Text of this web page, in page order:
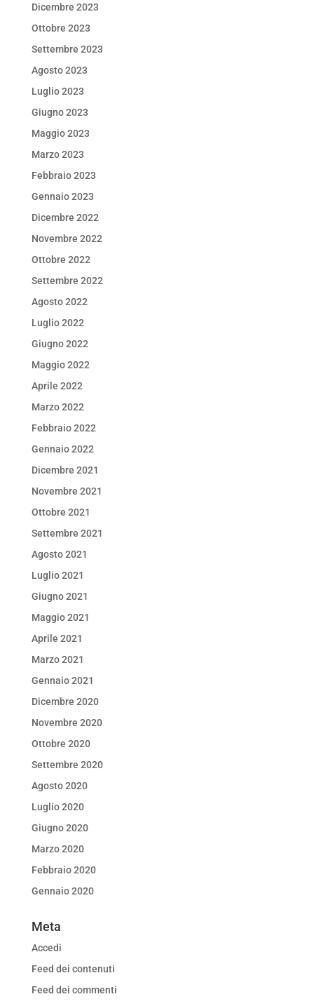
Dicembre 2023
Ottobre 2023
Settembre 2023
Agosto 2023
Luglio 2023
Giugno 2023
Maggio 2023
Marzo 2023
Febbraio 2023
Gennaio 2023
Dicembre 2022
Novembre 2022
Ottobre 2022
Settembre 2022
Agosto 2022
Luglio 2022
Giugno 2022
Maggio 2022
Aprile 2022
Marzo 2022
Febbraio 2022
Gennaio 2022
Dicembre 2021
Novembre 2021
Ottobre 2021
Settembre 2021
Agosto 2021
Luglio 2021
Giugno 2021
Maggio 2021
Aprile 2021
Marzo 2021
Gennaio 2021
Dicembre 2020
Novembre 2020
Ottobre 2020
Settembre 2020
Agosto 2020
Luglio 2020
Giugno 2020
Marzo 2020
Febbraio 2020
Gennaio 2020
Meta
Accedi
Feed dei contenuti
Feed dei commenti